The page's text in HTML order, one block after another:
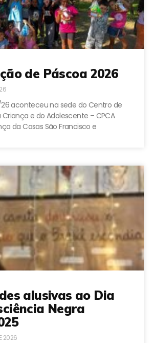
de Páscoa 2026
aconteceu na sede do Centro de
e do Adolescente – CPCA
da Casas São Francisco e
alusivas ao Dia
Negra
2026